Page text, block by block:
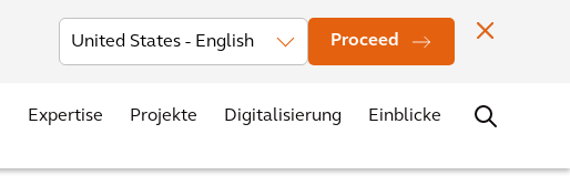
Proceed
Investors News Bürostandorte Kontakt
Expertise Projekte Digitalisierung Einblicke